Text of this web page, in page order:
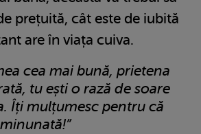
prețuită, cât este de iubită
are în viața cuiva.
cea mai bună, prietena
tu ești o rază de soare
Îți mulțumesc pentru că